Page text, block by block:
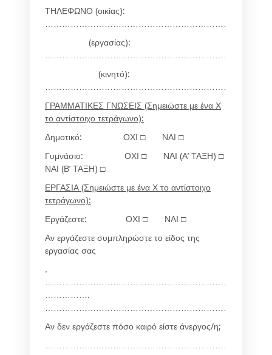
ΤΗΛΕΦΩΝΟ (οικίας):
(εργασίας):
(κινητό):
ΓΡΑΜΜΑΤΙΚΕΣ ΓΝΩΣΕΙΣ (Σημειώστε με ένα Χ
το αντίστοιχο τετράγωνο):
Δημοτικό: ΟΧΙ □ ΝΑΙ □
Γυμνάσιο: ΟΧΙ □ ΝΑΙ (Α’ ΤΑΞΗ) □
ΝΑΙ (Β’ ΤΑΞΗ) □
ΕΡΓΑΣΙΑ (Σημειώστε με ένα Χ το αντίστοιχο
τετράγωνο):
Εργάζεστε: ΟΧΙ □ ΝΑΙ □
Αν εργάζεστε συμπληρώστε το είδος της
εργασίας σας
.
.
Αν δεν εργάζεστε πόσο καιρό είστε άνεργος/η;